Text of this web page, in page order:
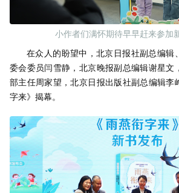
小作者们满怀期待早早赶来参加
在众人的盼望中，北京日报社副总编辑
委会委员闫雪静，北京晚报副总编辑谢星文
部主任周家望，北京日报出版社副总编辑李
字来》揭幕。